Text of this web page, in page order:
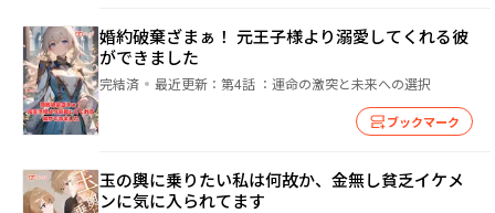
婚約破棄ざまぁ！ 元王子様より溺愛してくれる彼
ができました
完結済 最近更新： 第4話 ：運命の激突と未来への選択
ブックマーク
玉の輿に乗りたい私は何故か、金無し貧乏イケメ
ンに気に入られてます